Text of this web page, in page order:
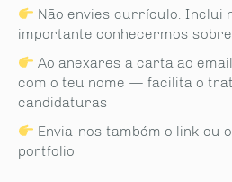
Não envies currículo. Inclui
importante conhecermos
Ao anexares a carta ao
com o teu nome — facilita o
candidaturas
Envia-nos também o link ou
portfolio